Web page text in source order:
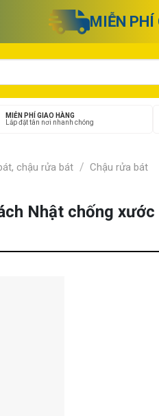
MIỄN PHÍ
MIỄN PHÍ GIAO HÀNG
Lắp đặt tân nơi nhanh chóng
chậu rửa bát / Chậu rửa bát
Nhật chống xước